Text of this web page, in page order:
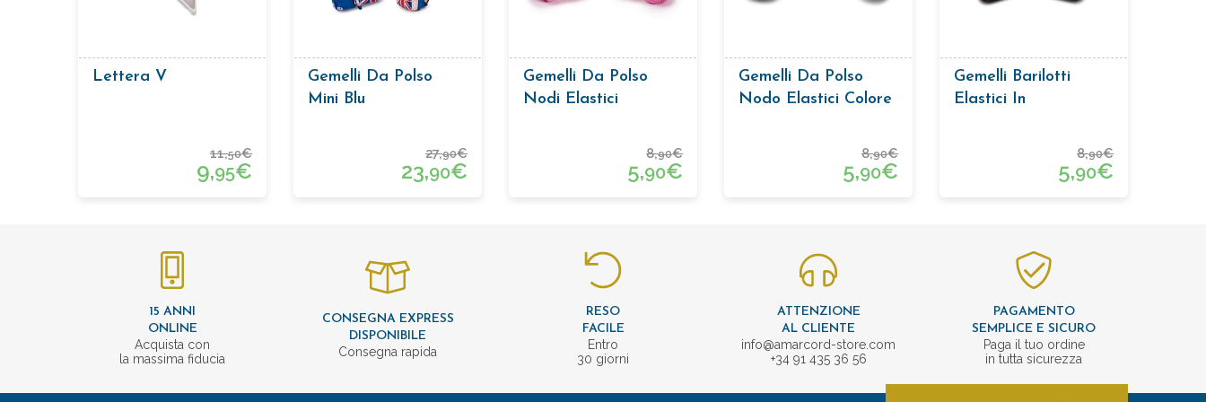
Lettera V
11,50€
9,95€
Gemelli Da Polso
Mini Blu
27,90€
23,90€
Gemelli Da Polso
Nodi Elastici
8,90€
5,90€
Gemelli Da Polso
Nodo Elastici Colore
8,90€
5,90€
Gemelli Barilotti
Elastici In
8,90€
5,90€
15 ANNI
ONLINE
Acquista con
la massima fiducia
CONSEGNA EXPRESS
DISPONIBILE
Consegna rapida
RESO
FACILE
Entro
30 giorni
ATTENZIONE
AL CLIENTE
info@amarcord-store.com
+34 91 435 36 56
PAGAMENTO
SEMPLICE E SICURO
Paga il tuo ordine
in tutta sicurezza